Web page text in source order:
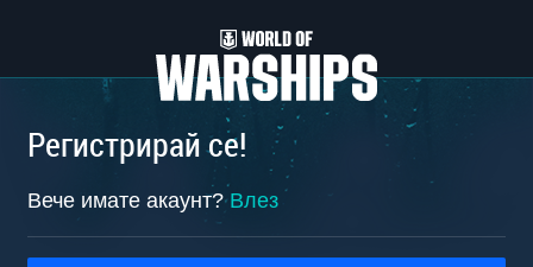
Регистрирай се!
Вече имате акаунт?Влез